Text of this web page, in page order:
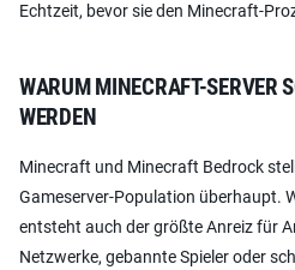
Echtzeit, bevor sie den Minecraft-
WARUM MINECRAFT-SERVER
WERDEN
Minecraft und Minecraft Bedrock
Gameserver-Population überhaupt.
entsteht auch der größte Anreiz für
Netzwerke, gebannte Spieler oder